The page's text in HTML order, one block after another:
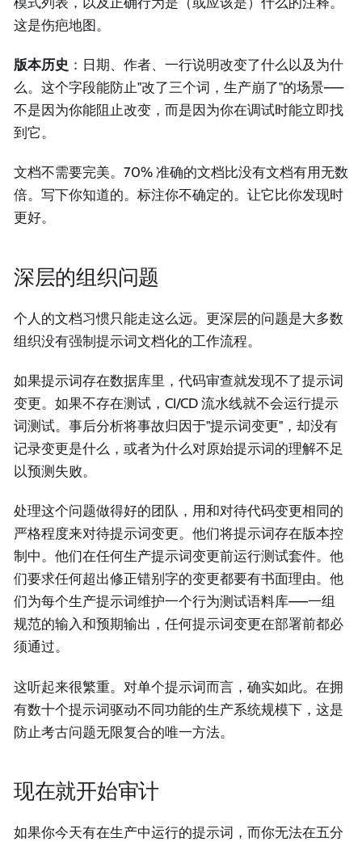
这是伤疤地图。
版本历史 ：日期、作者、一行说明改变了什么以及为什
么。这个字段能防止"改了三个词，生产崩了"的场景——
不是因为你能阻止改变，而是因为你在调试时能立即找
到它。
文档不需要完美。70% 准确的文档比没有文档有用无数
倍。写下你知道的。标注你不确定的。让它比你发现时
更好。
深层的组织问题
个人的文档习惯只能走这么远。更深层的问题是大多数
组织没有强制提示词文档化的工作流程。
如果提示词存在数据库里，代码审查就发现不了提示词
变更。如果不存在测试，CI/CD 流水线就不会运行提示
词测试。事后分析将事故归因于"提示词变更"，却没有
记录变更是什么，或者为什么对原始提示词的理解不足
以预测失败。
处理这个问题做得好的团队，用和对待代码变更相同的
严格程度来对待提示词变更。他们将提示词存在版本控
制中。他们在任何生产提示词变更前运行测试套件。他
们要求任何超出修正错别字的变更都要有书面理由。他
们为每个生产提示词维护一个行为测试语料库——一组
规范的输入和预期输出，任何提示词变更在部署前都必
须通过。
这听起来很繁重。对单个提示词而言，确实如此。在拥
有数十个提示词驱动不同功能的生产系统规模下，这是
防止考古问题无限复合的唯一方法。
现在就开始审计
如果你今天有在生产中运行的提示词，而你无法在五分